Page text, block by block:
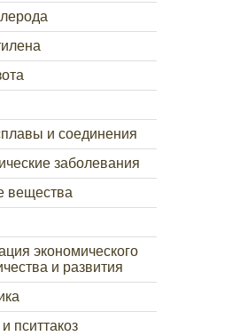
и соединения
заболевания
вещества
экономического
и развития
пситтакоз